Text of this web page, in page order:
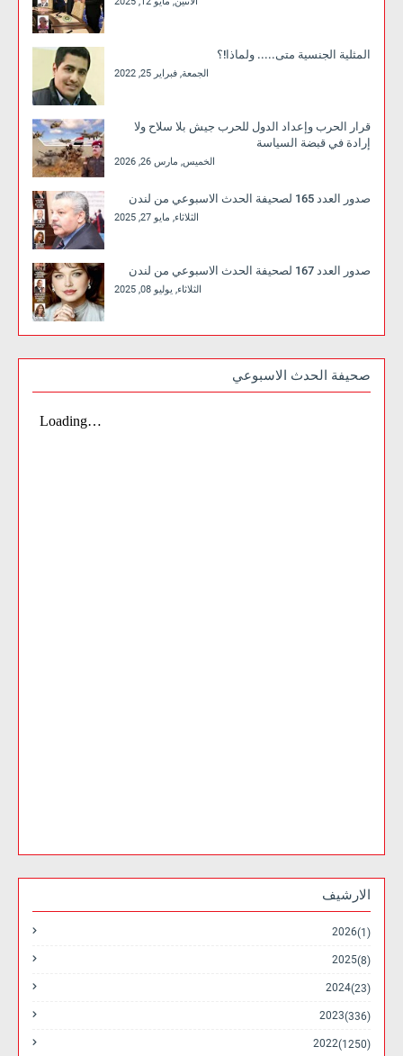
المثلية الجنسية متى..... ولماذا!؟
الجمعة, فبراير 25, 2022
قرار الحرب وإعداد الدول للحرب جيش بلا سلاح ولا
إرادة في قبضة السياسة
الخميس, مارس 26, 2026
صدور العدد 165 لصحيفة الحدث الاسبوعي من لندن
الثلاثاء, مايو 27, 2025
صدور العدد 167 لصحيفة الحدث الاسبوعي من لندن
الثلاثاء, يوليو 08, 2025
صحيفة الحدث الاسبوعي
الارشيف
2026 (1)
2025 (8)
2024 (23)
2023 (336)
2022 (1250)